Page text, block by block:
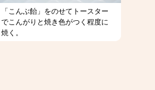
「こんぶ飴」をのせてトースター
でこんがりと焼き色がつく程度に
焼く。